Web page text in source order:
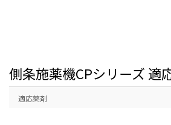
側条施薬機CPシリーズ 適
適応薬剤